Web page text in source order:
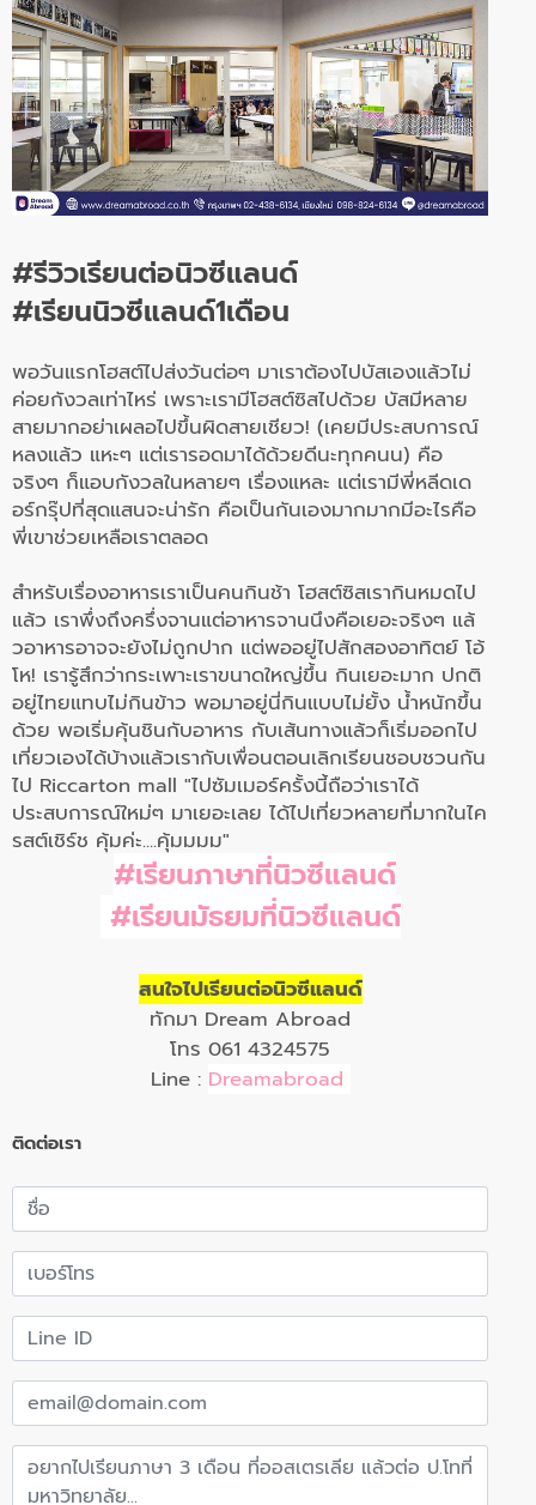
#รีวิวเรียนต่อนิวซีแลนด์
#เรียนนิวซีแลนด์1เดือน
พอวันแรกโฮสต์ไปส่งวันต่อๆ มาเราต้องไปบัสเองแล้วไม่
ค่อยกังวลเท่าไหร่ เพราะเรามีโฮสต์ซิสไปด้วย บัสมีหลาย
สายมากอย่าเผลอไปขึ้นผิดสายเชียว! (เคยมีประสบการณ์
หลงแล้ว แหะๆ แต่เรารอดมาได้ด้วยดีนะทุกคนน) คือ
จริงๆ ก็แอบกังวลในหลายๆ เรื่องแหละ แต่เรามีพี่หลีดเด
อร์กรุ๊ปที่สุดแสนจะน่ารัก คือเป็นกันเองมากมากมีอะไรคือ
พี่เขาช่วยเหลือเราตลอด
สำหรับเรื่องอาหารเราเป็นคนกินช้า โฮสต์ซิสเรากินหมดไป
แล้ว เราพึ่งถึงครึ่งจานแต่อาหารจานนึงคือเยอะจริงๆ แล้
วอาหารอาจจะยังไม่ถูกปาก แต่พออยู่ไปสักสองอาทิตย์ โอ้
โห! เรารู้สึกว่ากระเพาะเราขนาดใหญ่ขึ้น กินเยอะมาก ปกติ
อยู่ไทยแทบไม่กินข้าว พอมาอยู่นี่กินแบบไม่ยั้ง น้ำหนักขึ้น
ด้วย พอเริ่มคุ้นชินกับอาหาร กับเส้นทางแล้วก็เริ่มออกไป
เที่ยวเองได้บ้างแล้วเรากับเพื่อนตอนเลิกเรียนชอบชวนกัน
ไป Riccarton mall "ไปซัมเมอร์ครั้งนี้ถือว่าเราได้
ประสบการณ์ใหม่ๆ มาเยอะเลย ได้ไปเที่ยวหลายที่มากในไค
รสต์เชิร์ช คุ้มค่ะ....คุ้มมมม"
#เรียนภาษาที่นิวซีแลนด์
#เรียนมัธยมที่นิวซีแลนด์
สนใจไปเรียนต่อนิวซีแลนด์
ทักมา Dream Abroad
โทร 061 4324575
Line : Dreamabroad
ติดต่อเรา